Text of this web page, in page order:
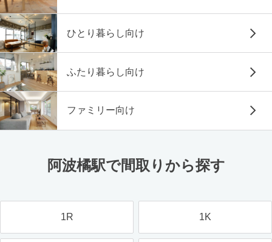
ひとり暮らし向け
ふたり暮らし向け
ファミリー向け
阿波橘駅で間取りから探す
1R 1K